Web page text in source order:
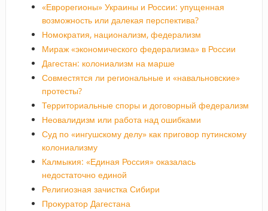
«Еврорегионы» Украины и России: упущенная
возможность или далекая перспектива?
Номократия, национализм, федерализм
Мираж «экономического федерализма» в России
Дагестан: колониализм на марше
Совместятся ли региональные и «навальновские»
протесты?
Территориальные споры и договорный федерализм
Неовалидизм или работа над ошибками
Суд по «ингушскому делу» как приговор путинскому
колониализму
Калмыкия: «Единая Россия» оказалась
недостаточно единой
Религиозная зачистка Сибири
Прокуратор Дагестана